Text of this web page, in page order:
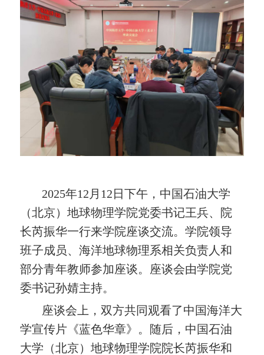
2025年12 月 12 日下午，中国石油大学
（北京）地球物理学院党委书记王兵、院
长芮振华一行来学院座谈交流。学院领导
班子成员、海洋地球物理系相关负责人和
部分青年教师参加座谈。座谈会由学院党
委书记孙婧主持。
座谈会上，双方共同观看了中国海洋大
学宣传片《蓝色华章》。随后，中国石油
大学（北京）地球物理学院院长芮振华和